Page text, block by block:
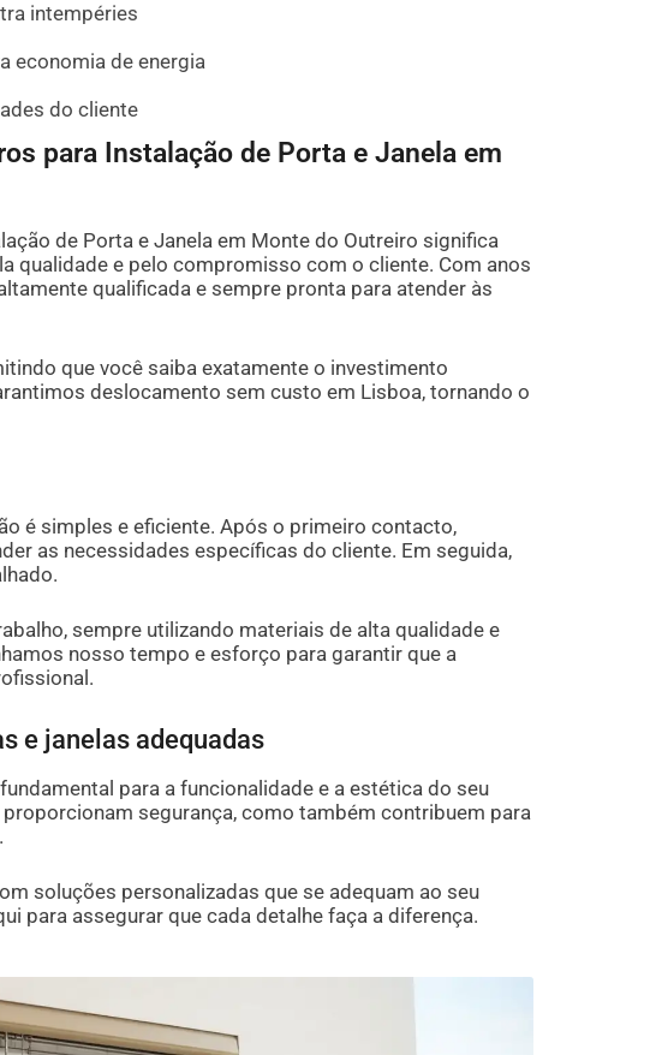
intempéries
economia de energia
do cliente
para Instalação de Porta e Janela em
de Porta e Janela em Monte do Outreiro significa
qualidade e pelo compromisso com o cliente. Com anos
qualificada e sempre pronta para atender às
que você saiba exatamente o investimento
deslocamento sem custo em Lisboa, tornando o
é simples e eficiente. Após o primeiro contacto,
as necessidades específicas do cliente. Em seguida,
sempre utilizando materiais de alta qualidade e
nosso tempo e esforço para garantir que a
e janelas adequadas
para a funcionalidade e a estética do seu
segurança, como também contribuem para
soluções personalizadas que se adequam ao seu
para assegurar que cada detalhe faça a diferença.